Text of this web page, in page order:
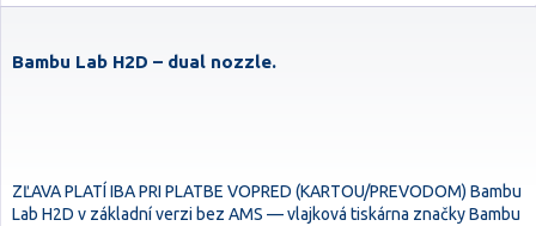
Bambu Lab H2D – dual nozzle.
ZĽAVA PLATÍ IBA PRI PLATBE VOPRED (KARTOU/PREVODOM) Bambu
Lab H2D v základní verzi bez AMS — vlajková tiskárna značky Bambu